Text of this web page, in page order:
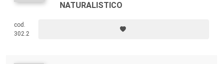
NATURALISTICO
cod.
302.2